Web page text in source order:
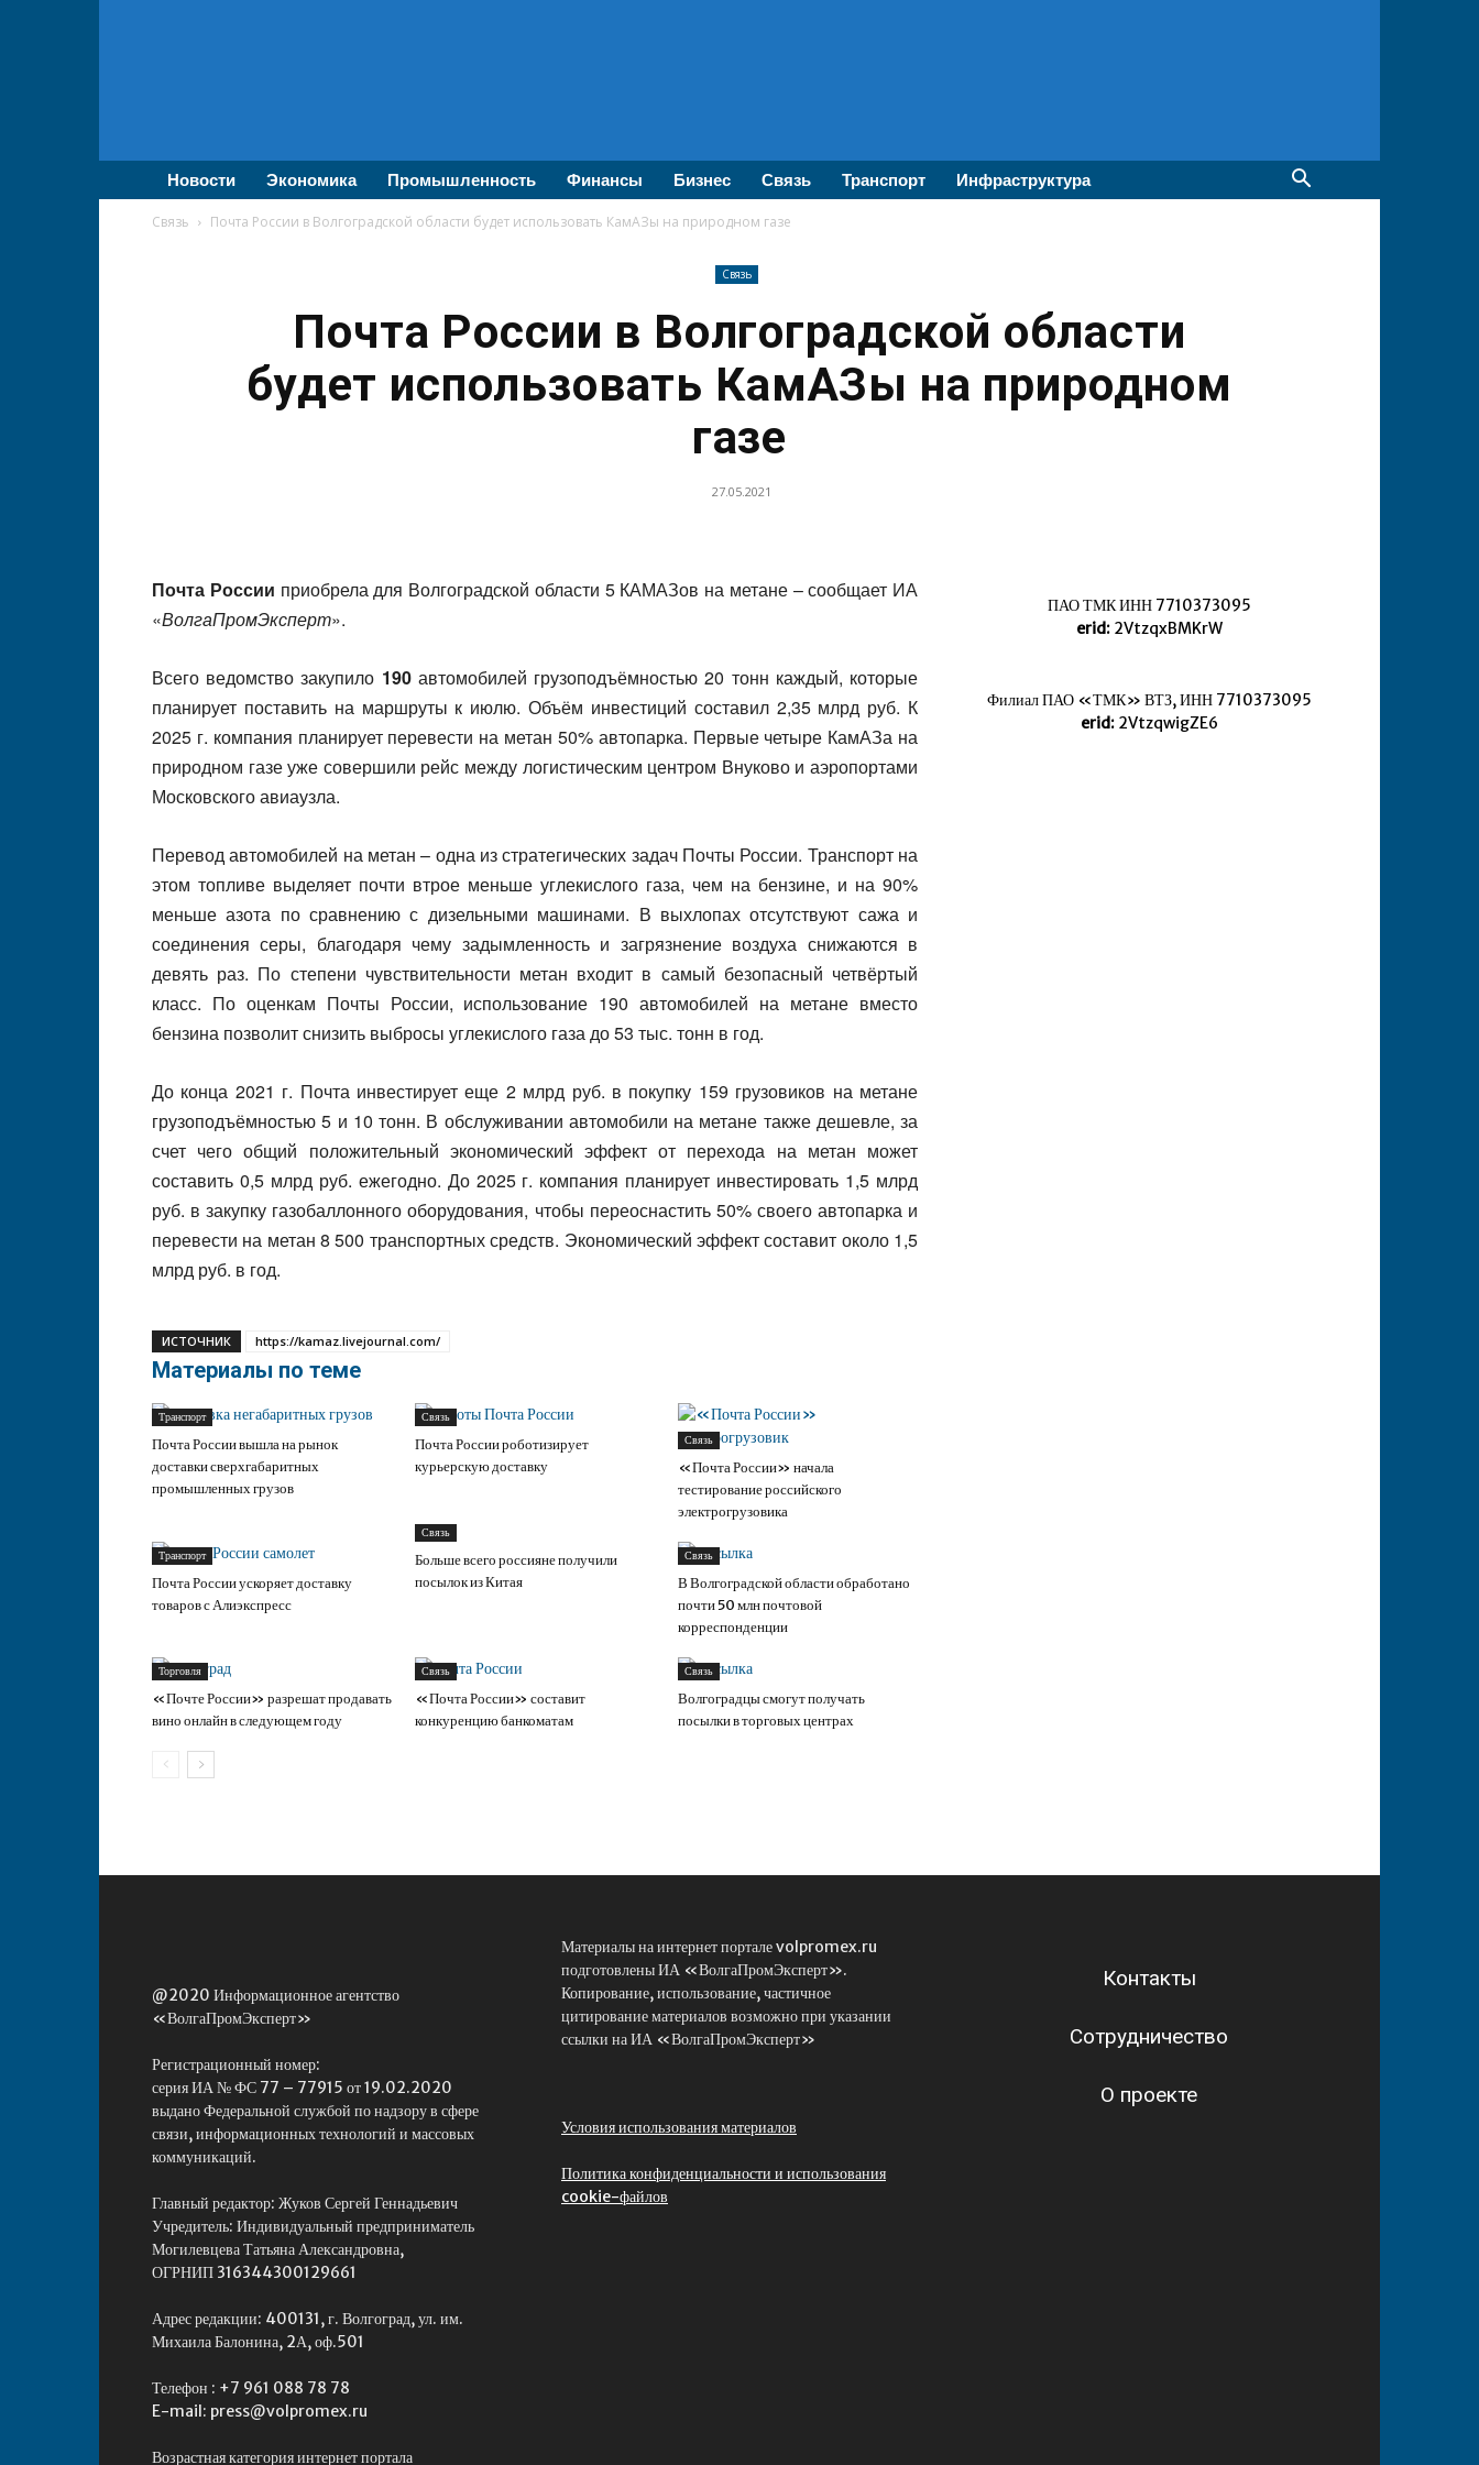
бизнеса
Новости Экономика Промышленность Финансы Бизнес Связь Транспорт Инфраструктура
Связь Почта России в Волгоградской области будет использовать КамАЗы на природном газе
Связь
Почта России в Волгоградской области
будет использовать КамАЗы на природном
газе
27.05.2021
Почта России приобрела для Волгоградской области 5 КАМАЗов на метане – сообщает ИА
«ВолгаПромЭксперт».
Всего ведомство закупило 190автомобилей грузоподъёмностью 20 тонн каждый, которые
планирует поставить на маршруты к июлю. Объём инвестиций составил 2,35 млрд руб. К
2025 г. компания планирует перевести на метан 50% автопарка. Первые четыре КамАЗа на
природном газе уже совершили рейс между логистическим центром Внуково и аэропортами
Московского авиаузла.
Перевод автомобилей на метан – одна из стратегических задач Почты России. Транспорт на
этом топливе выделяет почти втрое меньше углекислого газа, чем на бензине, и на 90%
меньше азота по сравнению с дизельными машинами. В выхлопах отсутствуют сажа и
соединения серы, благодаря чему задымленность и загрязнение воздуха снижаются в
девять раз. По степени чувствительности метан входит в самый безопасный четвёртый
класс. По оценкам Почты России, использование 190 автомобилей на метане вместо
бензина позволит снизить выбросы углекислого газа до 53 тыс. тонн в год.
До конца 2021 г. Почта инвестирует еще 2 млрд руб. в покупку 159 грузовиков на метане
грузоподъёмностью 5 и 10 тонн. В обслуживании автомобили на метане также дешевле, за
счет чего общий положительный экономический эффект от перехода на метан может
составить 0,5 млрд руб. ежегодно. До 2025 г. компания планирует инвестировать 1,5 млрд
руб. в закупку газобаллонного оборудования, чтобы переоснастить 50% своего автопарка и
перевести на метан 8 500 транспортных средств. Экономический эффект составит около 1,5
млрд руб. в год.
ИСТОЧНИК https://kamaz.livejournal.com/
Материалы по теме
Транспорт
Почта России вышла на рынок
доставки сверхгабаритных
промышленных грузов
Связь
Почта России роботизирует
курьерскую доставку
Связь
«Почта России» начала
тестирование российского
электрогрузовика
Транспорт
Почта России ускоряет доставку
товаров с Алиэкспресс
Связь
Больше всего россияне получили
посылок из Китая
Связь
В Волгоградской области обработано
почти 50 млн почтовой
корреспонденции
Торговля
«Почте России» разрешат продавать
вино онлайн в следующем году
Связь
«Почта России» составит
конкуренцию банкоматам
Связь
Волгоградцы смогут получать
посылки в торговых центрах
ПАО ТМК ИНН 7710373095
erid:2VtzqxBMKrW
Филиал ПАО «ТМК» ВТЗ, ИНН 7710373095
erid:2VtzqwigZE6
@2020 Информационное агентство
«ВолгаПромЭксперт»
Регистрационный номер:
серия ИА № ФС 77 – 77915 от 19.02.2020
выдано Федеральной службой по надзору в сфере
связи, информационных технологий и массовых
коммуникаций.
Главный редактор: Жуков Сергей Геннадьевич
Учредитель: Индивидуальный предприниматель
Могилевцева Татьяна Александровна,
ОГРНИП 316344300129661
Адрес редакции: 400131, г. Волгоград, ул. им.
Михаила Балонина, 2А, оф.501
Телефон : +7 961 088 78 78
E-mail: press@volpromex.ru
Возрастная категория интернет портала
Материалы на интернет портале volpromex.ru
подготовлены ИА «ВолгаПромЭксперт».
Копирование, использование, частичное
цитирование материалов возможно при указании
ссылки на ИА «ВолгаПромЭксперт»
Условия использования материалов
Политика конфиденциальности и использования
cookie-файлов
Контакты
Сотрудничество
О проекте